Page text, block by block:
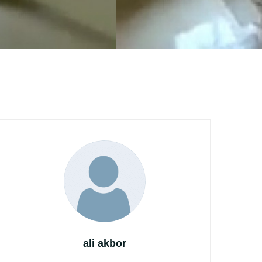
ali akbor